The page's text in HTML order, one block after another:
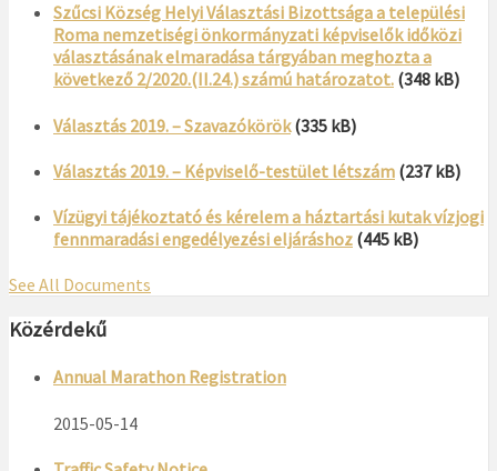
Szűcsi Község Helyi Választási Bizottsága a települési
Roma nemzetiségi önkormányzati képviselők időközi
választásának elmaradása tárgyában meghozta a
következő 2/2020.(II.24.) számú határozatot. (348 kB)
Választás 2019. – Szavazókörök (335 kB)
Választás 2019. – Képviselő-testület létszám (237 kB)
Vízügyi tájékoztató és kérelem a háztartási kutak vízjogi
fennmaradási engedélyezési eljáráshoz (445 kB)
See All Documents
Közérdekű
Annual Marathon Registration
2015-05-14